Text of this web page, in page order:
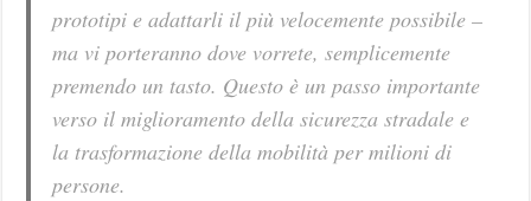
prototipi e adattarli il più velocemente possibile –
ma vi porteranno dove vorrete, semplicemente
premendo un tasto. Questo è un passo importante
verso il miglioramento della sicurezza stradale e
la trasformazione della mobilità per milioni di
persone.